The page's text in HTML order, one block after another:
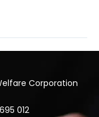
Corporation
012